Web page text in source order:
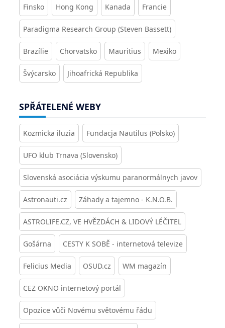
Finsko Hong Kong Kanada Francie
Paradigma Research Group (Steven Bassett)
Brazílie Chorvatsko Mauritius Mexiko
Švýcarsko Jihoafrická Republika
SPŘÁTELENÉ WEBY
Kozmicka iluzia Fundacja Nautilus (Polsko)
UFO klub Trnava (Slovensko)
Slovenská asociácia výskumu paranormálnych javov
Astronauti.cz Záhady a tajemno - K.N.O.B.
ASTROLIFE.CZ, VE HVĚZDÁCH & LIDOVÝ LÉČITEL
Gošárna CESTY K SOBĚ - internetová televize
Felicius Media OSUD.cz WM magazín
CEZ OKNO internetový portál
Opozice vůči Novému světovému řádu